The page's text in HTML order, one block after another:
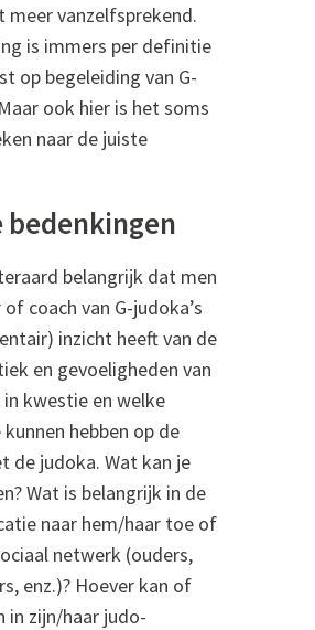
meer vanzelfsprekend.
is immers per definitie
op begeleiding van G-
ook hier is het soms
naar de juiste
bedenkingen
belangrijk dat men
coach van G-judoka’s
inzicht heeft van de
en gevoeligheden van
kwestie en welke
hebben op de
de judoka. Wat kan je
Wat is belangrijk in de
naar hem/haar toe of
netwerk (ouders,
enz.)? Hoever kan of
in zijn/haar judo-